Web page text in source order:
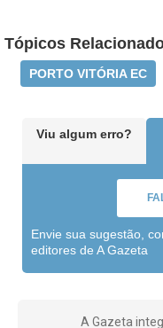
Tópicos
PORTO VITÓRIA EC
Viu algum erro?
Envie sua sugestão,
editores de A Gazeta
A Gazeta